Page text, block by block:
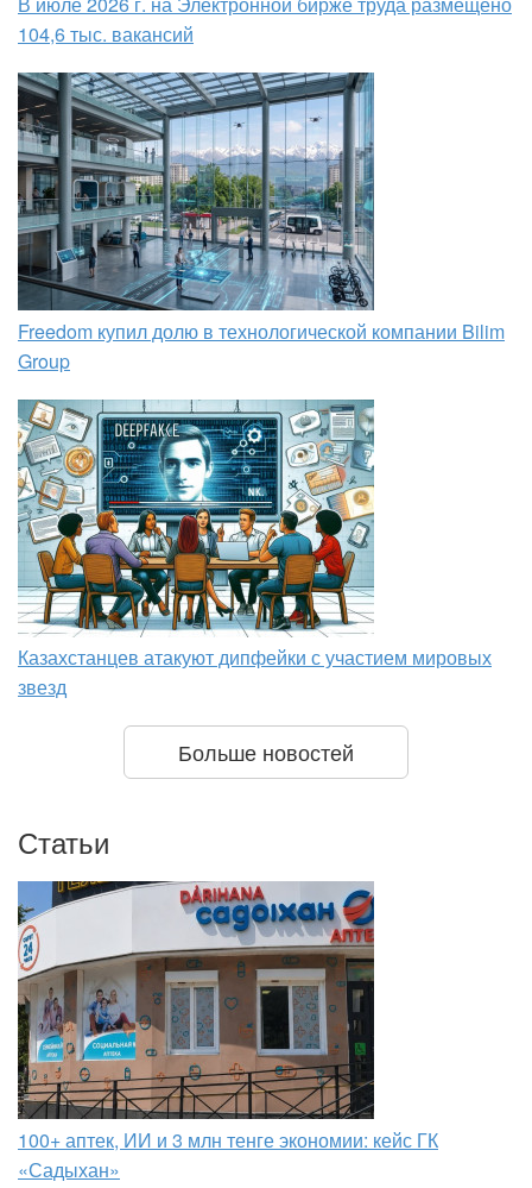
104,6 тыс. вакансий
Freedom купил долю в технологической компании Bilim
Group
Казахстанцев атакуют дипфейки с участием мировых
звезд
Больше новостей
Статьи
100+ аптек, ИИ и 3 млн тенге экономии: кейс ГК
«Садыхан»